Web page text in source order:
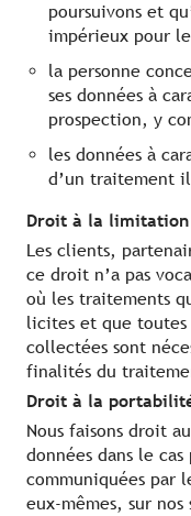
poursuivons et
impérieux pour
la personne
ses données à
prospection, y
les données à
d’un traitement
Droit à la limitation
Les clients,
ce droit n’a pas
où les traitements
licites et que toutes
collectées sont
finalités du
Droit à la
Nous faisons droit
données dans le
communiquées par
eux-mêmes, sur